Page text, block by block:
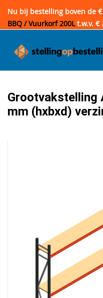
Nu bij bestelling boven de €
BBQ / Vuurkorf 200Lt.w.v. €
Grootvakstelling
mm (hxbxd)